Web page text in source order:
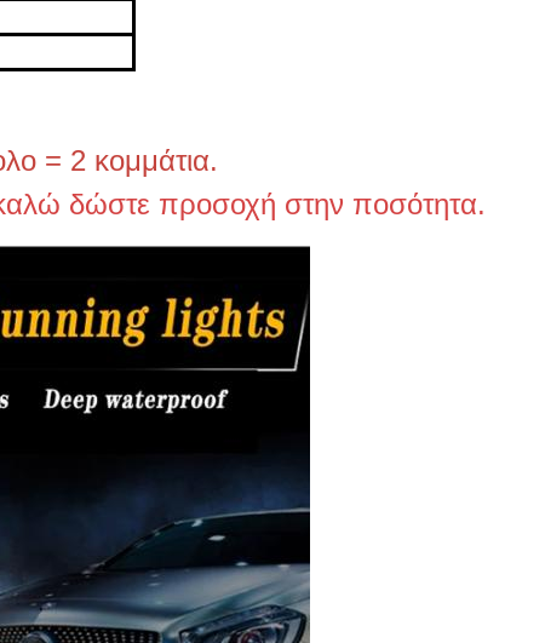
= 2 κομμάτια.
δώστε προσοχή στην ποσότητα.